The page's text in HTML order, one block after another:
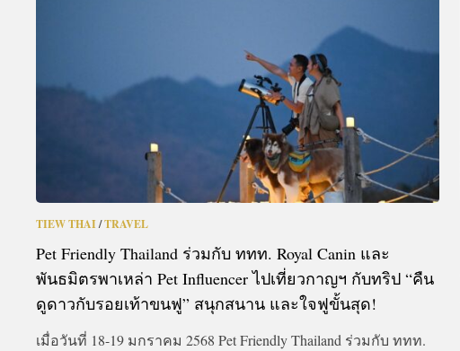
&
TIEW THAI/TRAVEL
Pet Friendly Thailand ร่วมกับ ททท. Royal Canin และ
พันธมิตรพาเหล่า Pet Influencer ไปเที่ยวกาญฯ กับทริป “คืน
ดูดาวกับรอยเท้าขนฟู” สนุกสนาน และใจฟูขั้นสุด!
เมื่อวันที่ 18-19 มกราคม 2568 Pet Friendly Thailand ร่วมกับ ททท.